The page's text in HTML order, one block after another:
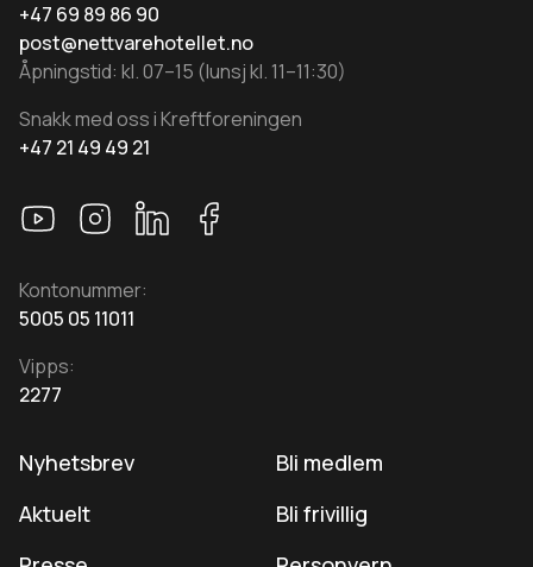
+47 69 89 86 90
post@nettvarehotellet.no
Åpningstid: kl. 07–15 (lunsj kl. 11–11:30)
Snakk med oss i Kreftforeningen
+47 21 49 49 21
Kontonummer:
5005 05 11011
Vipps:
2277
Nyhetsbrev
Aktuelt
Bli medlem
Bli frivillig